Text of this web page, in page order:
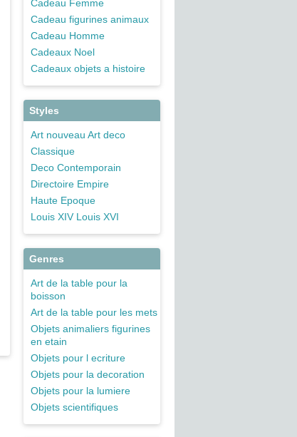
Cadeau Femme
Cadeau figurines animaux
Cadeau Homme
Cadeaux Noel
Cadeaux objets a histoire
Styles
Art nouveau Art deco
Classique
Deco Contemporain
Directoire Empire
Haute Epoque
Louis XIV Louis XVI
Genres
Art de la table pour la
boisson
Art de la table pour les mets
Objets animaliers figurines
en etain
Objets pour l ecriture
Objets pour la decoration
Objets pour la lumiere
Objets scientifiques